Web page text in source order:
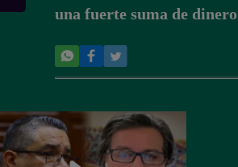
una fuerte suma de dinero